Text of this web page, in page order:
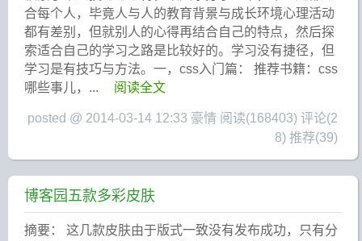
合每个人，毕竟人与人的教育背景与成长环境心理活动
都有差别，但就别人的心得再结合自己的特点，然后探
索适合自己的学习之路是比较好的。学习没有捷径，但
学习是有技巧与方法。一，css入门篇： 推荐书籍：css
哪些事儿，...
阅读全文
posted @ 2014-03-14 12:33 豪情 阅读(168403) 评论(2
8) 推荐(39)
博客园五款多彩皮肤
摘要： 这几款皮肤由于版式一致没有发布成功，只有分